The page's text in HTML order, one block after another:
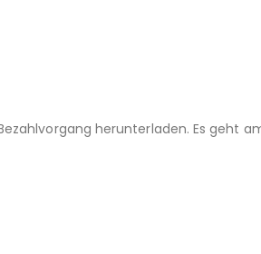
herunterladen. Es geht